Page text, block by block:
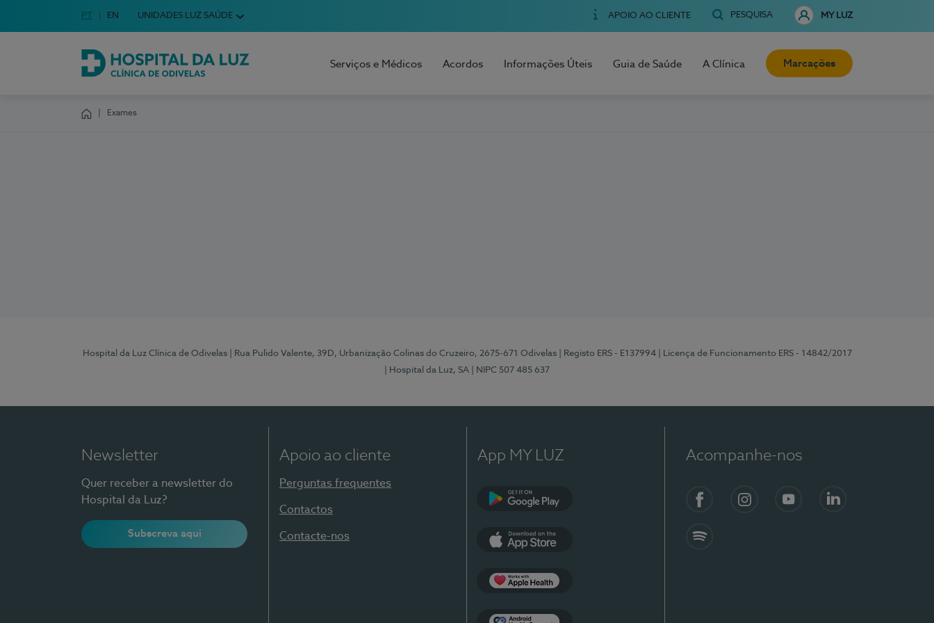
Escolha o seu idioma
Idioma em Português
PT English Language
EN UNIDADES LUZ SAÚDE APOIO AO CLIENTE PESQUISA MY LUZ
Hospital da Luz Clínica de Odivelas
Serviços e Médicos Acordos Informações Úteis Guia de Saúde A Clínica Marcações
Exames
Hospital da Luz Clínica de Odivelas | Rua Pulido Valente, 39D, Urbanização Colinas do Cruzeiro, 2675-671 Odivelas | Registo ERS - E137994
| Licença de Funcionamento ERS - 14842/2017
| Hospital da Luz, SA
| NIPC 507 485 637
Newsletter
Quer receber a newsletter do
Hospital da Luz?
Subscreva aqui
Apoio ao cliente
Perguntas frequentes
Contactos
Contacte-nos
App MY LUZ Acompanhe-nos